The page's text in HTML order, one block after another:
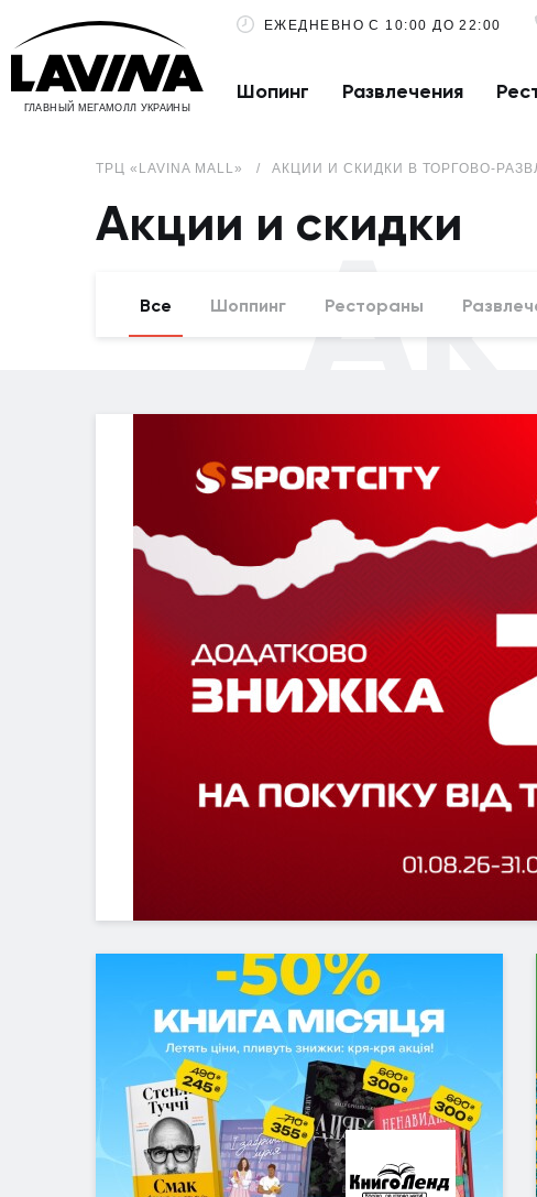
ГЛАВНЫЙ МЕГАМОЛЛ УКРАИНЫ
ЕЖЕДНЕВНО С 10:00 ДО 22:00
Шопинг Развлечения
ТРЦ «LAVINA MALL» АКЦИИ И СКИДКИ В ТОРГОВО-
Акции и скидки
Все Шоппинг Рестораны